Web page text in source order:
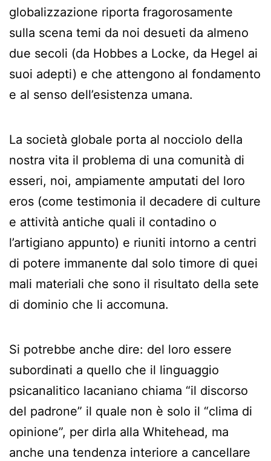
globalizzazione riporta fragorosamente
sulla scena temi da noi desueti da almeno
due secoli (da Hobbes a Locke, da Hegel ai
suoi adepti) e che attengono al fondamento
e al senso dell’esistenza umana.
La società globale porta al nocciolo della
nostra vita il problema di una comunità di
esseri, noi, ampiamente amputati del loro
eros (come testimonia il decadere di culture
e attività antiche quali il contadino o
l’artigiano appunto) e riuniti intorno a centri
di potere immanente dal solo timore di quei
mali materiali che sono il risultato della sete
di dominio che li accomuna.
Si potrebbe anche dire: del loro essere
subordinati a quello che il linguaggio
psicanalitico lacaniano chiama “il discorso
del padrone” il quale non è solo il “clima di
opinione”, per dirla alla Whitehead, ma
anche una tendenza interiore a cancellare